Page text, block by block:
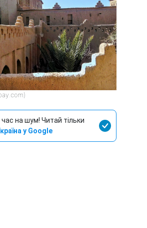
на шум! Читай тільки
у Google